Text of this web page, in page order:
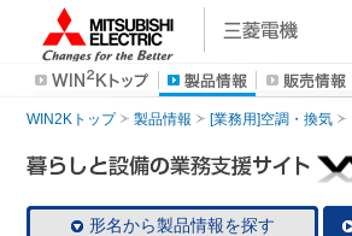
WIN2Kトップ 製品情報 [業務用]空調・換気
形名から製品情報を探す